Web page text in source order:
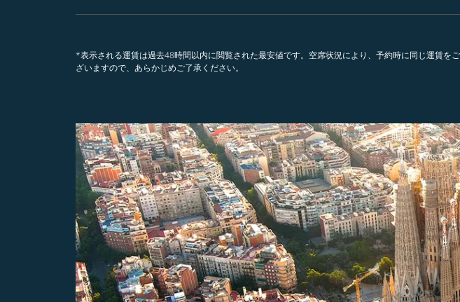
*表示される運賃は過去48時間以内に閲覧された最安値です。空席状況により、予約時に同じ運賃
ざいますので、あらかじめご了承ください。